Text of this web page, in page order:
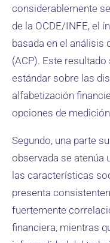
considerablemente
de la OCDE/INFE, el
basada en el análisis
(ACP). Este
estándar sobre las
alfabetización
opciones de
Segundo, una parte
observada se atenúa
las características
presenta
fuertemente
financiera, mientras